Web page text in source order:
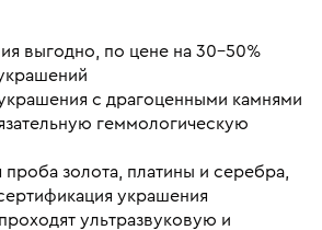
выгодно, по цене на 30-50%
с драгоценными камнями
геммологическую
золота, платины и серебра,
украшения
ультразвуковую и